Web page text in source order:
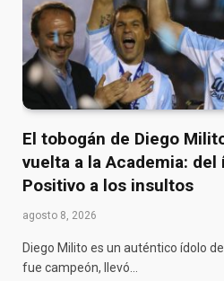
El tobogán de Diego
vuelta a la Academia: del
Positivo a los insultos
agosto 8, 2026
Diego Milito es un auténtico ídolo
fue campeón, llevó…